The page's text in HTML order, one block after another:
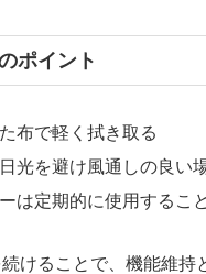
ポイント
布で軽く拭き取る
光を避け風通しの良い
は定期的に使用すること
けることで、機能維持